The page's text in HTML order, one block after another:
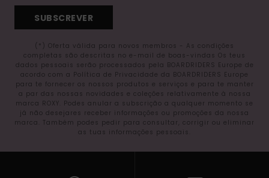
SUBSCREVER
(*) Oferta válida para novos membros - As condições
completas são descritas no e-mail de boas-vindas Os teus
dados pessoais serão processados pela BOARDRIDERS Europe de
acordo com a Política de Privacidade da BOARDRIDERS Europe
para te fornecer os nossos produtos e serviços e para te manter
a par das nossas novidades e coleções relativamente à nossa
marca ROXY. Podes anular a subscrição a qualquer momento se
já não desejares receber informações ou promoções da nossa
marca. Também podes pedir para consultar, corrigir ou eliminar
as tuas informações pessoais.